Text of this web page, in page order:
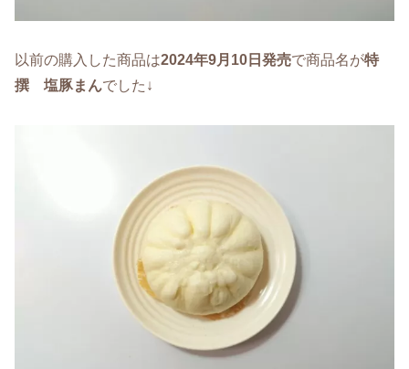
以前の購入した商品は2024年9月10日発売で商品名が特
撰 塩豚まんでした↓